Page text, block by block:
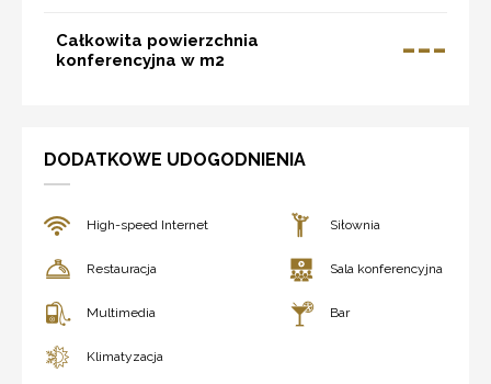
Całkowita powierzchnia
konferencyjna w m2
---
DODATKOWE UDOGODNIENIA
High-speed Internet Siłownia
Restauracja Sala konferencyjna
Multimedia Bar
Klimatyzacja